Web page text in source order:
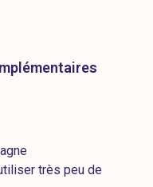
très peu de